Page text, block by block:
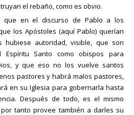
el rebaño, como es obvio.
que en el discurso de Pablo a los
los Apóstoles (aquí Pablo) querían
autoridad, visible, que son
Santo como obispos para
y que eso no los vuelve santos
pastores y habrá malos pastores,
en su Iglesia para gobernarla hasta
Después de todo, es el mismo
tanto provee también a darles su